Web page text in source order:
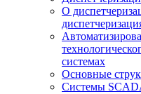
О
системах
Основные
Системы